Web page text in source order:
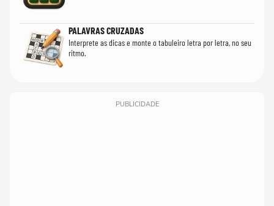
PALAVRAS CRUZADAS
Interprete as dicas e monte o tabuleiro letra por letra, no seu
ritmo.
PUBLICIDADE